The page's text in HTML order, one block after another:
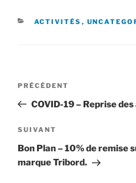
CATÉGORIES
ACTIVITÉS ,
Navigation
l’article
Article
précédent
PRÉCÉDENT
COVID-19 – Reprise
Article
suivant
SUIVANT
Bon Plan – 10% de remise
marque Tribord.